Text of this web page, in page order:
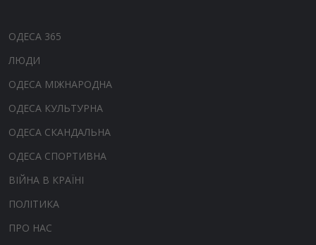
ОДЕСА 365
ЛЮДИ
ОДЕСА МІЖНАРОДНА
ОДЕСА КУЛЬТУРНА
ОДЕСА СКАНДАЛЬНА
ОДЕСА СПОРТИВНА
ВІЙНА В КРАЇНІ
ПОЛІТИКА
ПРО НАС